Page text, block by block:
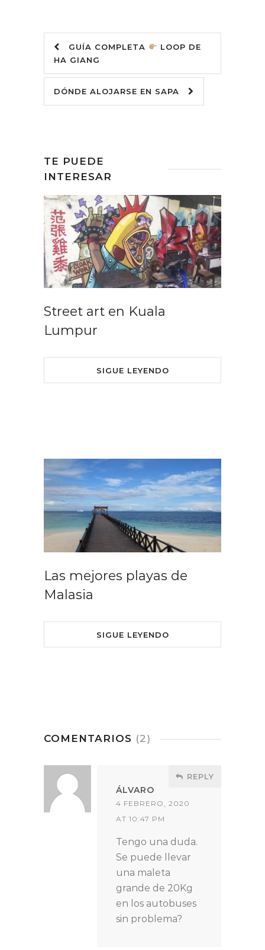
GUÍA COMPLETA
LOOP DE
HA GIANG
DÓNDE ALOJARSE EN SAPA
TE PUEDE
INTERESAR
Street art en Kuala
Lumpur
SIGUE LEYENDO
Las mejores playas de
Malasia
SIGUE LEYENDO
COMENTARIOS (2)
ÁLVARO
4 FEBRERO, 2020
AT 10:47 PM
REPLY
Tengo una duda.
Se puede llevar
una maleta
grande de 20Kg
en los autobuses
sin problema?